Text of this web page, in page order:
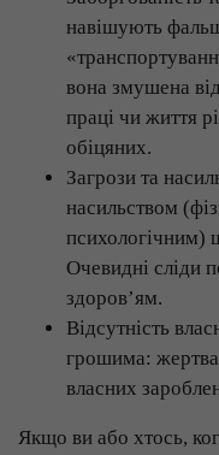
навішують
вона змушена
праці чи життя
обіцяних.
Загрози та
насильством
психологічним)
Очевидні сліди
здоров’ям.
Відсутність
грошима:
власних
Якщо ви або хтось,